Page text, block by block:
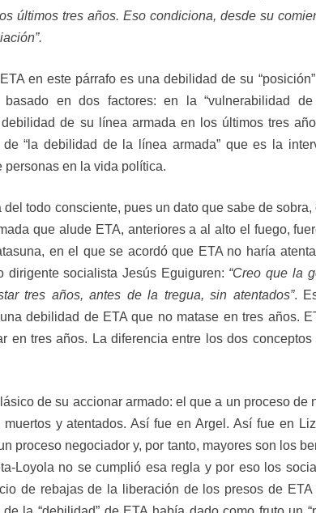
últimos tres años. Eso condiciona, desde su
en este párrafo es una debilidad de su
en dos factores: en la “vulnerabilidad de
de su línea armada en los últimos tres
“la debilidad de la línea armada” que es la
personas en la vida política.
todo consciente, pues un dato que sabe de
que alude ETA, anteriores a al alto el fuego,
en el que se acordó que ETA no haría
dirigente socialista Jesús Eguiguren: “Creo que la
tres años, antes de la tregua, sin atentados”.
debilidad de ETA que no matase en tres años.
en tres años. La diferencia entre los dos
de su accionar armado: el que a un proceso de
muertos y atentados. Así fue en Argel. Así fue en
proceso negociador y, por tanto, mayores son los
Loyola no se cumplió esa regla y por eso los
de rebajas de la liberación de los presos de